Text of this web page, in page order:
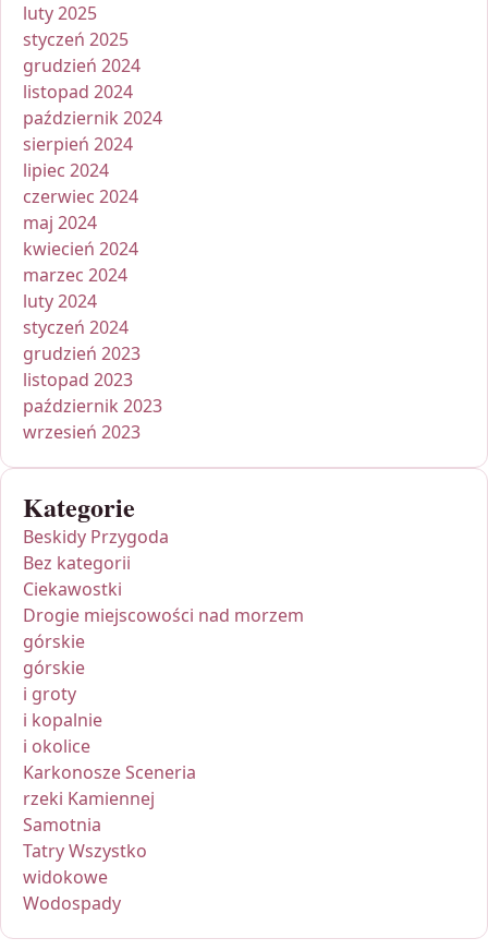
luty 2025
styczeń 2025
grudzień 2024
listopad 2024
październik 2024
sierpień 2024
lipiec 2024
czerwiec 2024
maj 2024
kwiecień 2024
marzec 2024
luty 2024
styczeń 2024
grudzień 2023
listopad 2023
październik 2023
wrzesień 2023
Kategorie
Beskidy Przygoda
Bez kategorii
Ciekawostki
Drogie miejscowości nad morzem
górskie
górskie
i groty
i kopalnie
i okolice
Karkonosze Sceneria
rzeki Kamiennej
Samotnia
Tatry Wszystko
widokowe
Wodospady